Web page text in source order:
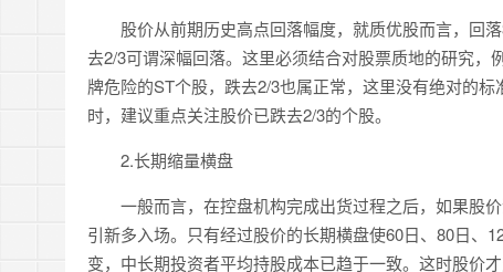
股价从前期历史高点回落幅度，就质优股而言，回落
去2/3可谓深幅回落。这里必须结合对股票质地的研究
牌危险的ST个股，跌去2/3也属正常，这里没有绝对的
时，建议重点关注股价已跌去2/3的个股。
2.长期缩量横盘
一般而言，在控盘机构完成出货过程之后，如果股价
引新多入场。只有经过股价的长期横盘使60日、80日、
变，中长期投资者平均持股成本已趋于一致。这时股价